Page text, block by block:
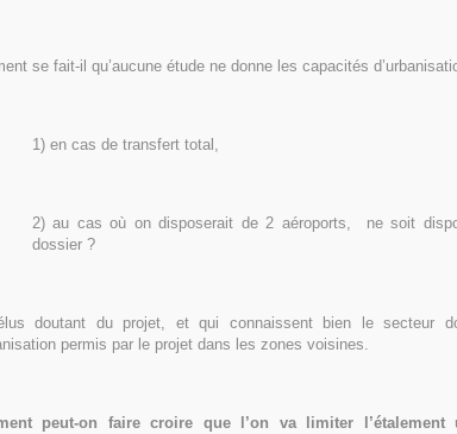
se fait-il qu’aucune étude ne donne les capacités
1) en cas de transfert total,
2) au cas où on disposerait de 2 aéroports, ne soit
dossier ?
doutant du projet, et qui connaissent bien le secteur
permis par le projet dans les zones voisines.
peut-on faire croire que l’on va limiter